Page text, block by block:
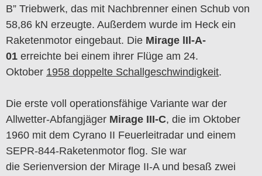
B” Triebwerk, das mit Nachbrenner einen Schub von
58,86 kN erzeugte. Außerdem wurde im Heck ein
Raketenmotor eingebaut. Die Mirage lIl-A-
01 erreichte bei einem ihrer Flüge am 24.
Oktober 1958 doppelte Schallgeschwindigkeit.
Die erste voll operationsfähige Variante war der
Allwetter-Abfangjäger Mirage III-C, die im Oktober
1960 mit dem Cyrano II Feuerleitradar und einem
SEPR-844-Raketenmotor flog. SIe war
die Serienversion der Mirage II-A und besaß zwei